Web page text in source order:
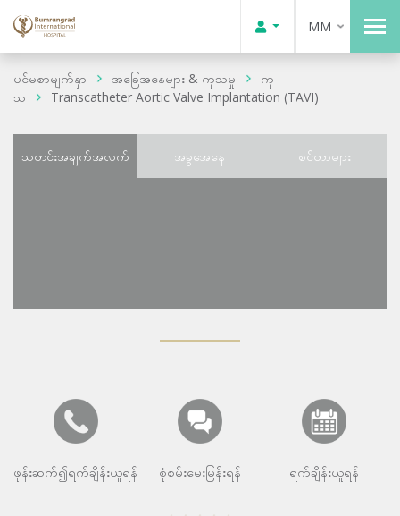
MM
ပင်မစာမျက်နှာ အခြေအနေများ & ကုသမှု
ကု
သ
Transcatheter Aortic Valve Implantation (TAVI)
သတင်းအချက်အလက် အခွအေနေ စင်တာများ
ဖုန်းဆက်၍ရက်ချိန်းယူရန် စုံစမ်းမေးမြန်းရန် ရက်ချိန်းယူရန်